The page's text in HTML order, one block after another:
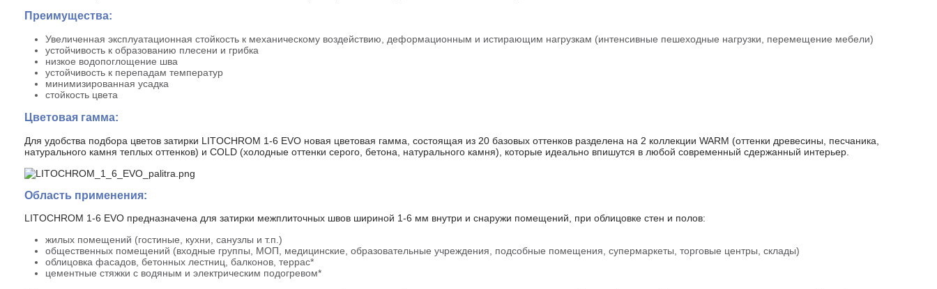
Преимущества:
Увеличенная эксплуатационная стойкость к механическому воздействию, деформационным и истирающим нагрузкам (интенсивные пешеходные нагрузки, перемещение мебели)
устойчивость к образованию плесени и грибка
низкое водопоглощение шва
устойчивость к перепадам температур
минимизированная усадка
стойкость цвета
Цветовая гамма:
Для удобства подбора цветов затирки LITOCHROM 1-6 EVO новая цветовая гамма, состоящая из 20 базовых оттенков разделена на 2 коллекции WARM (оттенки древесины, песчаника,
натурального камня теплых оттенков) и COLD (холодные оттенки серого, бетона, натурального камня), которые идеально впишутся в любой современный сдержанный интерьер.
Область применения:
LITOCHROM 1-6 EVO предназначена для затирки межплиточных швов шириной 1-6 мм внутри и снаружи помещений, при облицовке стен и полов:
жилых помещений (гостиные, кухни, санузлы и т.п.)
общественных помещений (входные группы, МОП, медицинские, образовательные учреждения, подсобные помещения, супермаркеты, торговые центры, склады)
облицовка фасадов, бетонных лестниц, балконов, террас*
цементные стяжки с водяным и электрическим подогревом*